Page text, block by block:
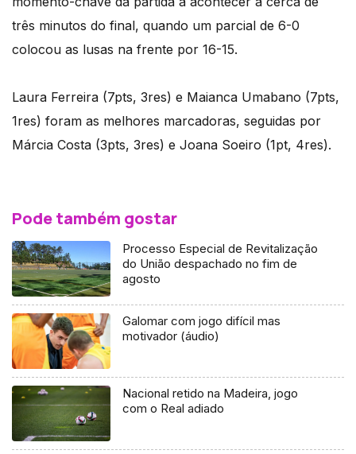
três minutos do final, quando um parcial de 6-0
colocou as lusas na frente por 16-15.
Laura Ferreira (7pts, 3res) e Maianca Umabano (7pts,
1res) foram as melhores marcadoras, seguidas por
Márcia Costa (3pts, 3res) e Joana Soeiro (1pt, 4res).
Pode também gostar
Processo Especial de Revitalização
do União despachado no fim de
agosto
Galomar com jogo difícil mas
motivador (áudio)
Nacional retido na Madeira, jogo
com o Real adiado